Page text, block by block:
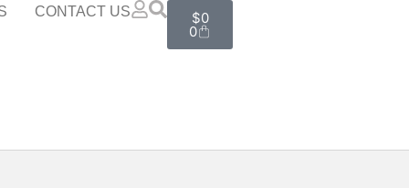
CONTACT US $0
0